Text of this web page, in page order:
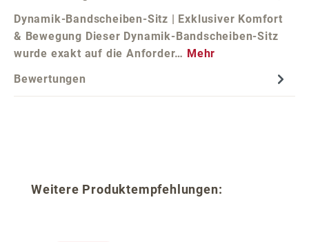
Dynamik-Bandscheiben-Sitz | Exklusiver Komfort
& Bewegung Dieser Dynamik-Bandscheiben-Sitz
wurde exakt auf die Anforder… Mehr
Bewertungen
Produktgalerie überspringen
Weitere Produktempfehlungen: